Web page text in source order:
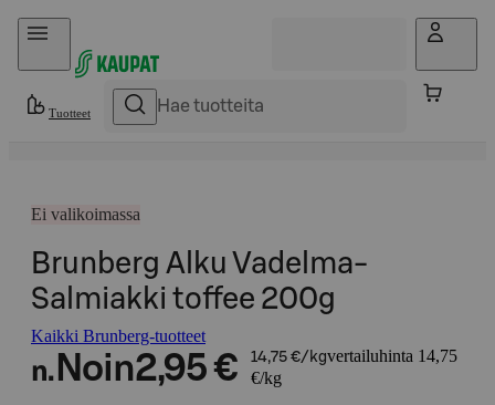
Hyppää sisältöön
Tuotteet
Ei valikoimassa
Brunberg Alku Vadelma-
Salmiakki toffee 200g
Kaikki Brunberg-tuotteet
n. Noin2,95 € 14,75 €/kgvertailuhinta 14,75
€/kg